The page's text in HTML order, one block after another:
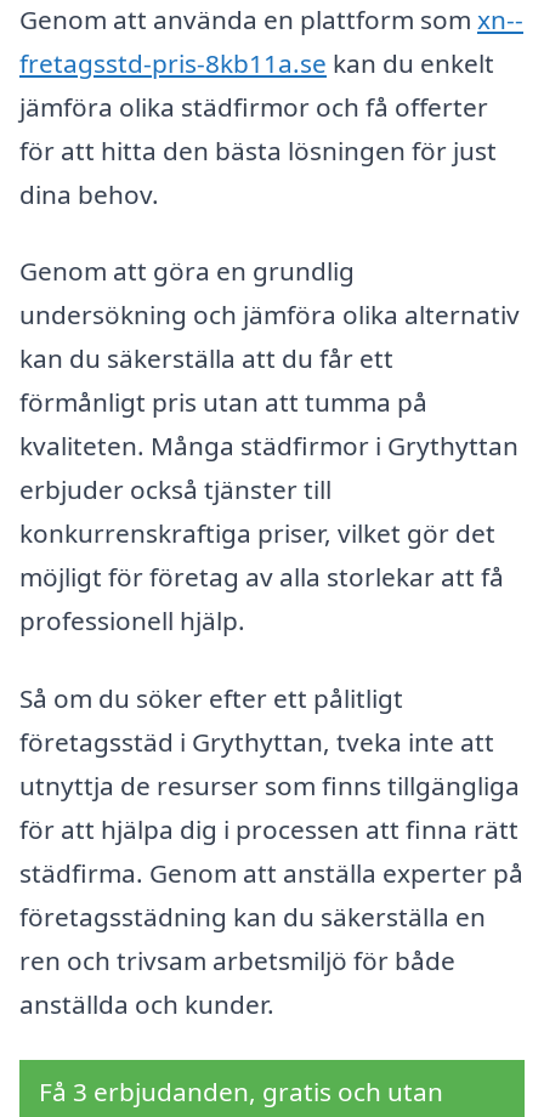
Genom att använda en plattform som xn--
fretagsstd-pris-8kb11a.se kan du enkelt
jämföra olika städfirmor och få offerter
för att hitta den bästa lösningen för just
dina behov.
Genom att göra en grundlig
undersökning och jämföra olika alternativ
kan du säkerställa att du får ett
förmånligt pris utan att tumma på
kvaliteten. Många städfirmor i Grythyttan
erbjuder också tjänster till
konkurrenskraftiga priser, vilket gör det
möjligt för företag av alla storlekar att få
professionell hjälp.
Så om du söker efter ett pålitligt
företagsstäd i Grythyttan, tveka inte att
utnyttja de resurser som finns tillgängliga
för att hjälpa dig i processen att finna rätt
städfirma. Genom att anställa experter på
företagsstädning kan du säkerställa en
ren och trivsam arbetsmiljö för både
anställda och kunder.
Få 3 erbjudanden, gratis och utan